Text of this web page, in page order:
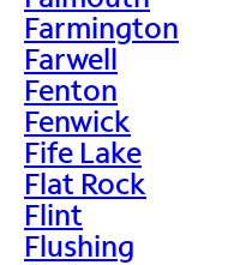
Farmington
Farwell
Fenton
Fenwick
Fife Lake
Flat Rock
Flint
Flushing